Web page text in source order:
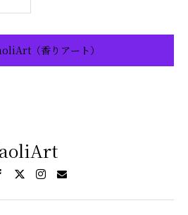
（香りアート）